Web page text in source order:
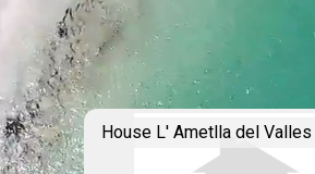
House L' Ametlla del Valles